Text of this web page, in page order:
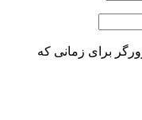
برای زمانی که